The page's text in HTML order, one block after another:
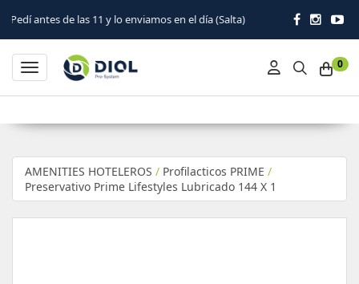
de las 11 y lo enviamos en el día (Salta)
0
Toggle navigation
AMENITIES HOTELEROS / Profilacticos PRIME /
Preservativo Prime Lifestyles Lubricado 144 X 1